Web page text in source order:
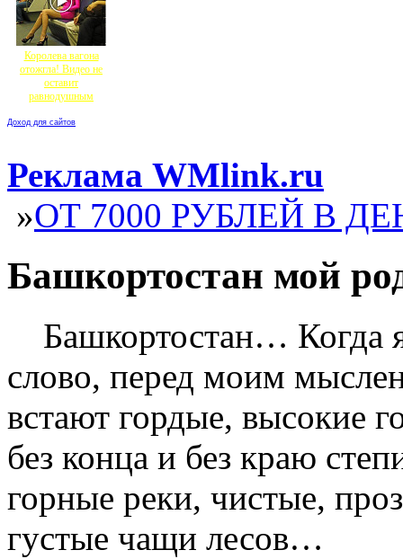
Королева вагона
отожгла! Видео не
оставит
равнодушным
Доход для сайтов
Реклама WMlink.ru
»ОТ 7000 РУБЛЕЙ В
Башкортостан мой
Башкортостан… Когда
слово, перед моим
встают гордые, высокие
без конца и без краю
горные реки, чистые,
густые чащи лесов…